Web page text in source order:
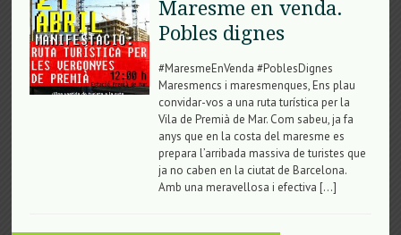
Maresme en venda.
Pobles dignes
#MaresmeEnVenda #PoblesDignes
Maresmencs i maresmenques, Ens plau
convidar-vos a una ruta turística per la
Vila de Premià de Mar. Com sabeu, ja fa
anys que en la costa del maresme es
prepara l’arribada massiva de turistes que
ja no caben en la ciutat de Barcelona.
Amb una meravellosa i efectiva […]